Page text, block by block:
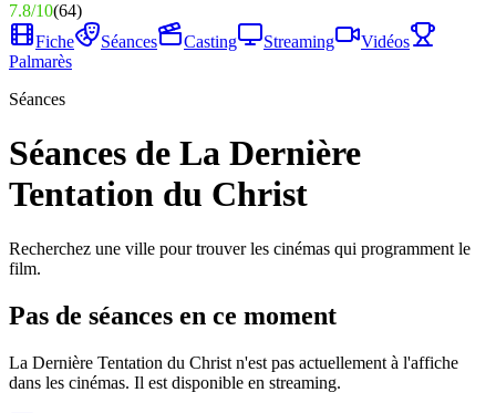
7.8/10(64)
Fiche
Séances Casting Streaming
Vidéos
Palmarès
Séances
Séances de La Dernière
Tentation du Christ
Recherchez une ville pour trouver les cinémas qui programment le
film.
Pas de séances en ce moment
La Dernière Tentation du Christ n'est pas actuellement à l'affiche
dans les cinémas. Il est disponible en streaming.